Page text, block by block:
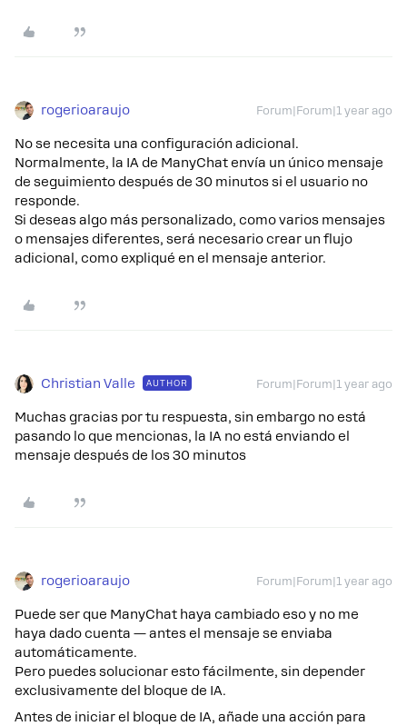
rogerioaraujo Forum|Forum|1 year ago
No se necesita una configuración adicional.
Normalmente, la IA de ManyChat envía un único mensaje
de seguimiento después de 30 minutos si el usuario no
responde.
Si deseas algo más personalizado, como varios mensajes
o mensajes diferentes, será necesario crear un flujo
adicional, como expliqué en el mensaje anterior.
Christian Valle AUTHOR Forum|Forum|1 year ago
Muchas gracias por tu respuesta, sin embargo no está
pasando lo que mencionas, la IA no está enviando el
mensaje después de los 30 minutos
rogerioaraujo Forum|Forum|1 year ago
Puede ser que ManyChat haya cambiado eso y no me
haya dado cuenta — antes el mensaje se enviaba
automáticamente.
Pero puedes solucionar esto fácilmente, sin depender
exclusivamente del bloque de IA.
Antes de iniciar el bloque de IA, añade una acción para